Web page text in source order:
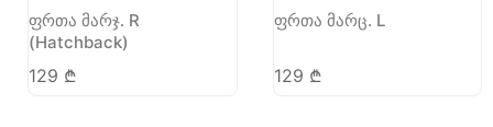
ფრთა მარჯ. R
(Hatchback)
129 ₾
ფრთა მარც. L
129 ₾